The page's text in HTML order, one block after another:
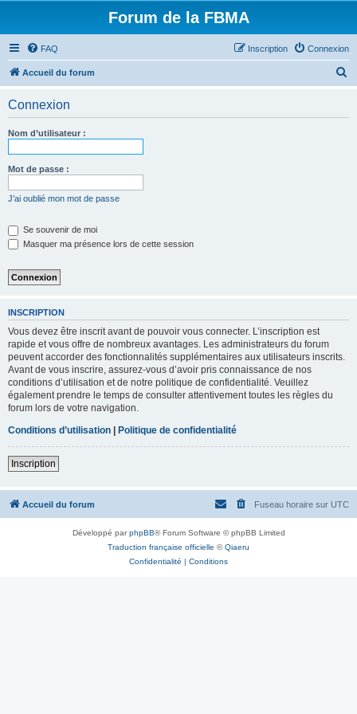
Forum de la FBMA
FAQ Connexion
Inscription
Accueil du forum
Connexion
Nom d’utilisateur :
Mot de passe :
J’ai oublié mon mot de passe
Se souvenir de moi
Masquer ma présence lors de cette session
INSCRIPTION
Vous devez être inscrit avant de pouvoir vous connecter. L’inscription est
rapide et vous offre de nombreux avantages. Les administrateurs du forum
peuvent accorder des fonctionnalités supplémentaires aux utilisateurs inscrits.
Avant de vous inscrire, assurez-vous d’avoir pris connaissance de nos
conditions d’utilisation et de notre politique de confidentialité. Veuillez
également prendre le temps de consulter attentivement toutes les règles du
forum lors de votre navigation.
Conditions d’utilisation | Politique de confidentialité
Inscription
Accueil du forum Fuseau horaire sur UTC
Développé parphpBB® Forum Software © phpBB Limited
Traduction française officielle ©Qiaeru
Confidentialité | Conditions